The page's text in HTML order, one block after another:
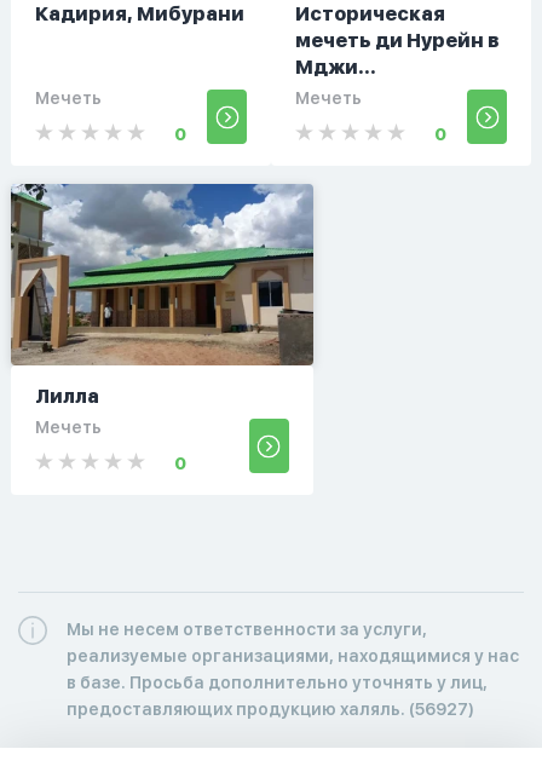
Кадирия, Мибурани
Мечеть
0
Историческая
мечеть ди Нурейн в
Мджи...
Мечеть
0
Лилла
Мечеть
0
Мы не несем ответственности за услуги,
реализуемые организациями, находящимися у нас
в базе. Просьба дополнительно уточнять у лиц,
предоставляющих продукцию халяль. (56927)